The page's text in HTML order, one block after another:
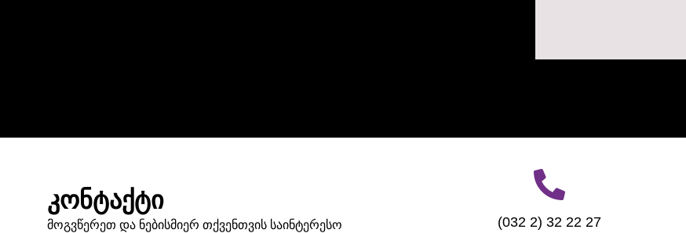
კონტაქტი
მოგვწერეთ და ნებისმიერ თქვენთვის საინტერესო
(032 2) 32 22 27